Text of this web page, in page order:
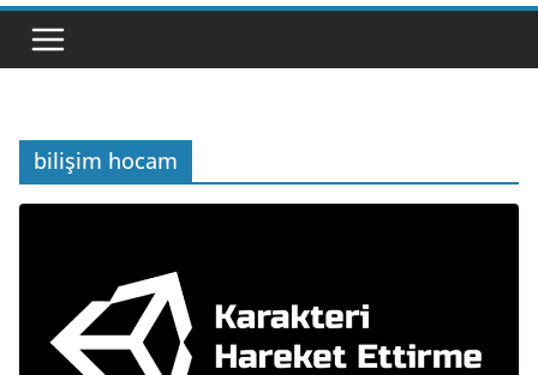
bilişim hocam